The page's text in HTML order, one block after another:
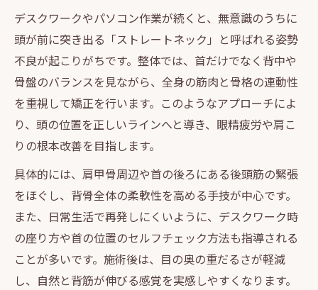
デスクワークやパソコン作業が続くと、無意識のうちに
頭が前に突き出る「ストレートネック」と呼ばれる姿勢
不良が起こりがちです。整体では、首だけでなく背中や
骨盤のバランスを見ながら、全身の筋肉と骨格の連動性
を重視して矯正を行います。このようなアプローチによ
り、頭の位置を正しいラインへと導き、眼精疲労や肩こ
りの根本改善を目指します。
具体的には、肩甲骨周辺や首の後ろにある後頭筋の緊張
をほぐし、背骨全体の柔軟性を高める手技が中心です。
また、日常生活で再発しにくいように、デスクワーク時
の座り方や首の位置のセルフチェック方法も指導される
ことが多いです。施術後は、目の奥の重だるさが軽減
し、自然と背筋が伸びる感覚を実感しやすくなります。